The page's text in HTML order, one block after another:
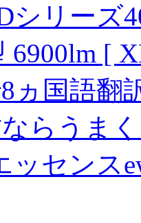
シリー
6900lm [
ヵ国語翻
らうま
ッセンス